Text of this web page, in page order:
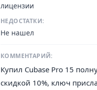
лицензии
НЕДОСТАТКИ:
Не нашел
КОММЕНТАРИЙ:
Купил Cubase Pro 15
скидкой 10%, ключ